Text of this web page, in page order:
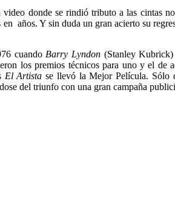
donde se rindió tributo a las cintas
años. Y sin duda un gran acierto su
cuando Barry Lyndon (Stanley
los premios técnicos para uno y el de
El Artista se llevó la Mejor Película. Sólo
del triunfo con una gran campaña